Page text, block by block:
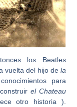
los Beatles
vuelta del hijo de la
para
el Chateau
otro historia ).